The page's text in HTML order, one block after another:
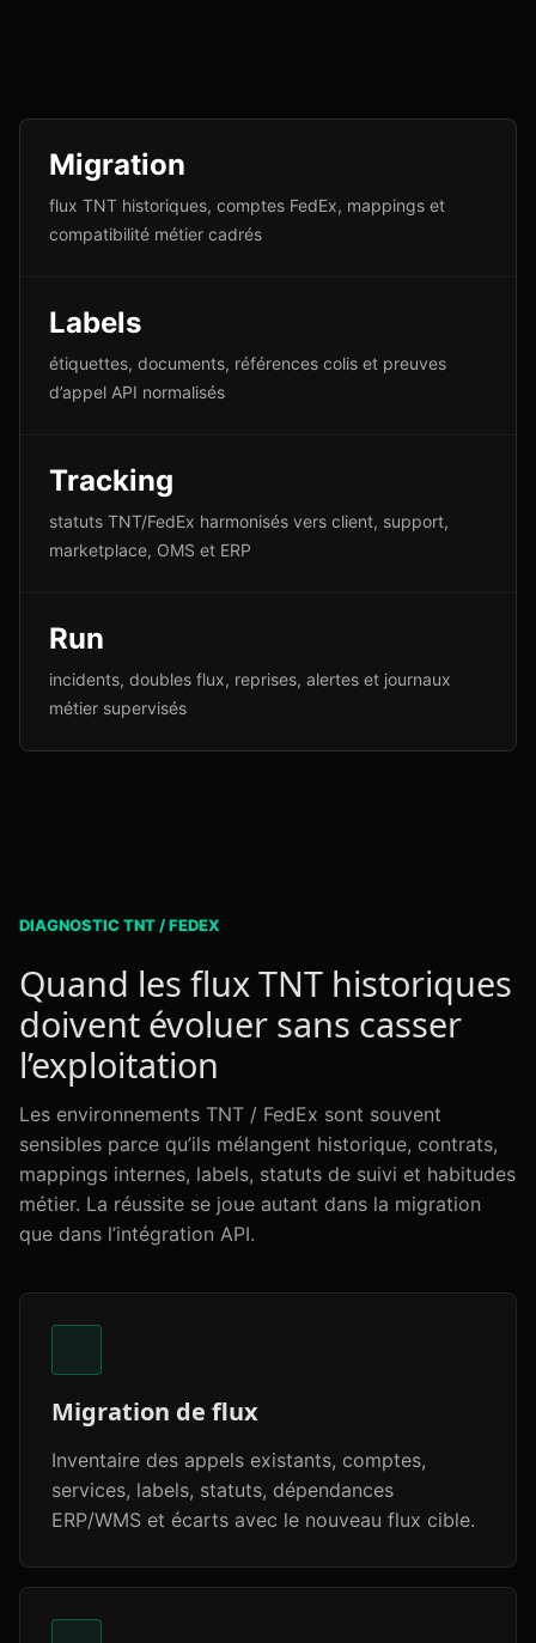
Migration
flux TNT historiques, comptes FedEx, mappings et
compatibilité métier cadrés
Labels
étiquettes, documents, références colis et preuves
d’appel API normalisés
Tracking
statuts TNT/FedEx harmonisés vers client, support,
marketplace, OMS et ERP
Run
incidents, doubles flux, reprises, alertes et journaux
métier supervisés
DIAGNOSTIC TNT / FEDEX
Quand les flux TNT historiques
doivent évoluer sans casser
l’exploitation
Les environnements TNT / FedEx sont souvent
sensibles parce qu’ils mélangent historique, contrats,
mappings internes, labels, statuts de suivi et habitudes
métier. La réussite se joue autant dans la migration
que dans l’intégration API.
Migration de flux
Inventaire des appels existants, comptes,
services, labels, statuts, dépendances
ERP/WMS et écarts avec le nouveau flux cible.